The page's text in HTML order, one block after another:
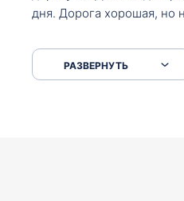
дня. Дорога хорошая, но
серпантинах по пути
РАЗВЕРНУТЬ